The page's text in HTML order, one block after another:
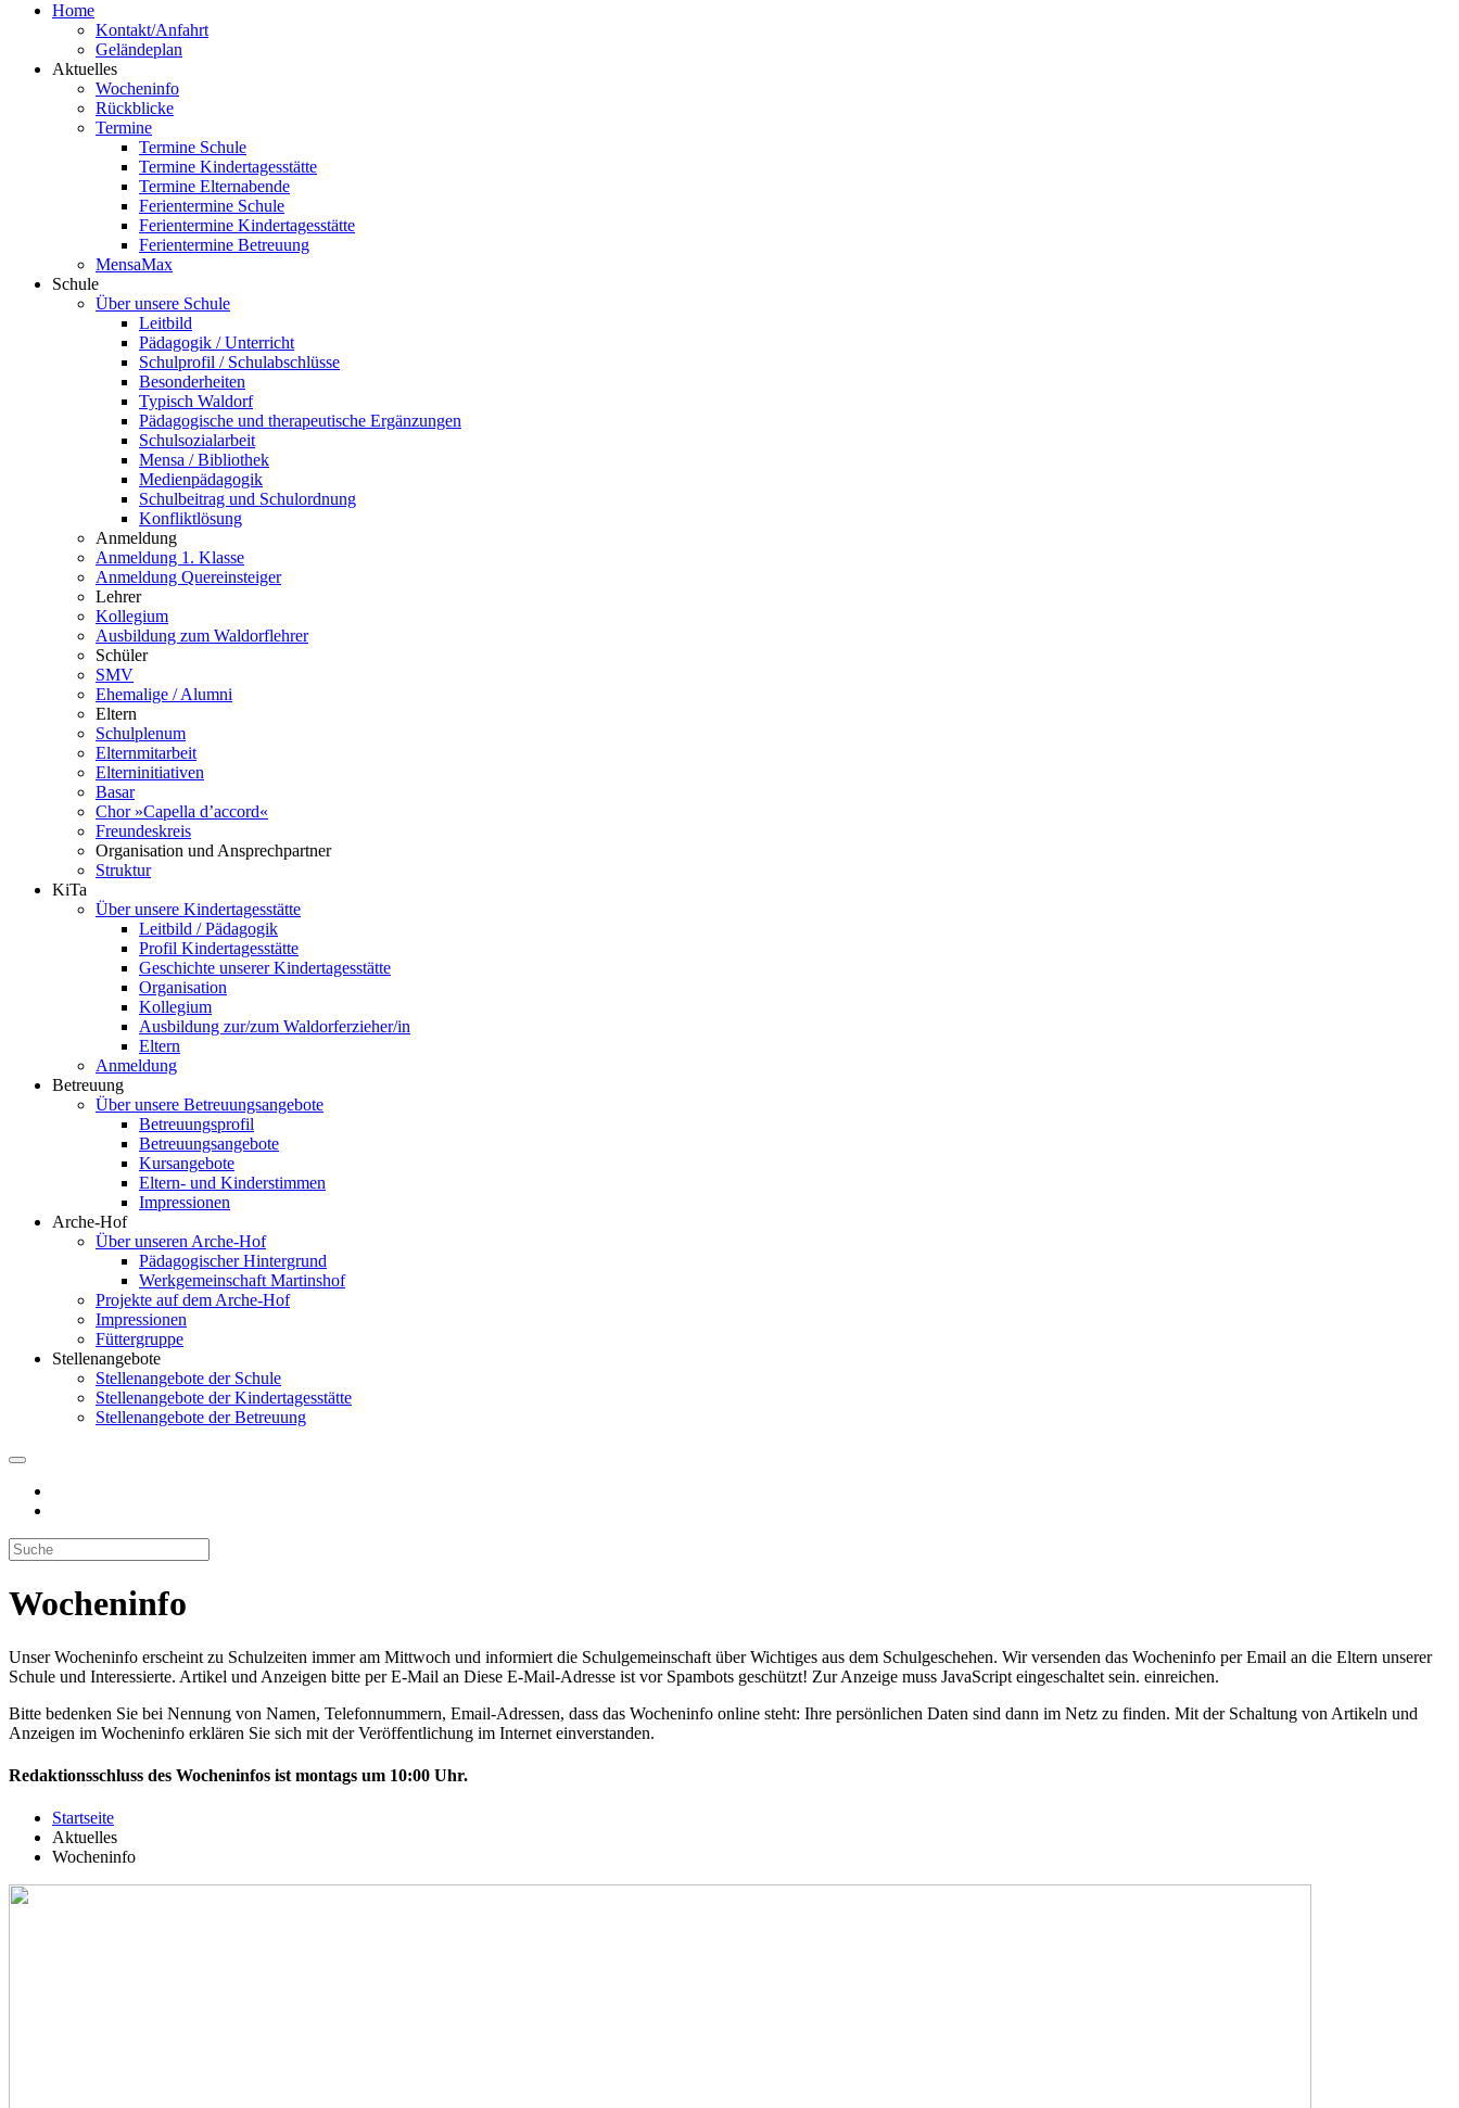
Home
Kontakt/Anfahrt
Geländeplan
Aktuelles
Wocheninfo
Rückblicke
Termine
Termine Schule
Termine Kindertagesstätte
Termine Elternabende
Ferientermine Schule
Ferientermine Kindertagesstätte
Ferientermine Betreuung
MensaMax
Schule
Über unsere Schule
Leitbild
Pädagogik / Unterricht
Schulprofil / Schulabschlüsse
Besonderheiten
Typisch Waldorf
Pädagogische und therapeutische Ergänzungen
Schulsozialarbeit
Mensa / Bibliothek
Medienpädagogik
Schulbeitrag und Schulordnung
Konfliktlösung
Anmeldung
Anmeldung 1. Klasse
Anmeldung Quereinsteiger
Lehrer
Kollegium
Ausbildung zum Waldorflehrer
Schüler
SMV
Ehemalige / Alumni
Eltern
Schulplenum
Elternmitarbeit
Elterninitiativen
Basar
Chor »Capella d’accord«
Freundeskreis
Organisation und Ansprechpartner
Struktur
KiTa
Über unsere Kindertagesstätte
Leitbild / Pädagogik
Profil Kindertagesstätte
Geschichte unserer Kindertagesstätte
Organisation
Kollegium
Ausbildung zur/zum Waldorferzieher/in
Eltern
Anmeldung
Betreuung
Über unsere Betreuungsangebote
Betreuungsprofil
Betreuungsangebote
Kursangebote
Eltern- und Kinderstimmen
Impressionen
Arche-Hof
Über unseren Arche-Hof
Pädagogischer Hintergrund
Werkgemeinschaft Martinshof
Projekte auf dem Arche-Hof
Impressionen
Füttergruppe
Stellenangebote
Stellenangebote der Schule
Stellenangebote der Kindertagesstätte
Stellenangebote der Betreuung
Wocheninfo
Unser Wocheninfo erscheint zu Schulzeiten immer am Mittwoch und informiert die Schulgemeinschaft über Wichtiges aus dem Schulgeschehen. Wir versenden das Wocheninfo per Email an die Eltern unserer
Schule und Interessierte. Artikel und Anzeigen bitte per E-Mail an Diese E-Mail-Adresse ist vor Spambots geschützt! Zur Anzeige muss JavaScript eingeschaltet sein. einreichen.
Bitte bedenken Sie bei Nennung von Namen, Telefonnummern, Email-Adressen, dass das Wocheninfo online steht: Ihre persönlichen Daten sind dann im Netz zu finden. Mit der Schaltung von Artikeln und
Anzeigen im Wocheninfo erklären Sie sich mit der Veröffentlichung im Internet einverstanden.
Redaktionsschluss des Wocheninfos ist montags um 10:00 Uhr.
Startseite
Aktuelles
Wocheninfo